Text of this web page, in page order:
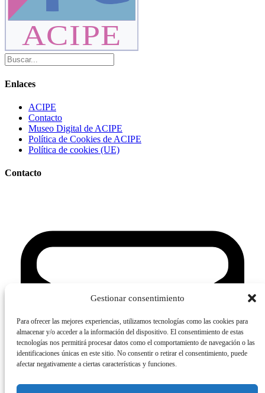
Gestionar consentimiento
Para ofrecer las mejores experiencias, utilizamos tecnologías como las cookies para
almacenar y/o acceder a la información del dispositivo. El consentimiento de estas
tecnologías nos permitirá procesar datos como el comportamiento de navegación o las
identificaciones únicas en este sitio. No consentir o retirar el consentimiento, puede
afectar negativamente a ciertas características y funciones.
ACIPE
Enlaces
ACIPE
Contacto
Museo Digital de ACIPE
Política de Cookies de ACIPE
Política de cookies (UE)
Contacto